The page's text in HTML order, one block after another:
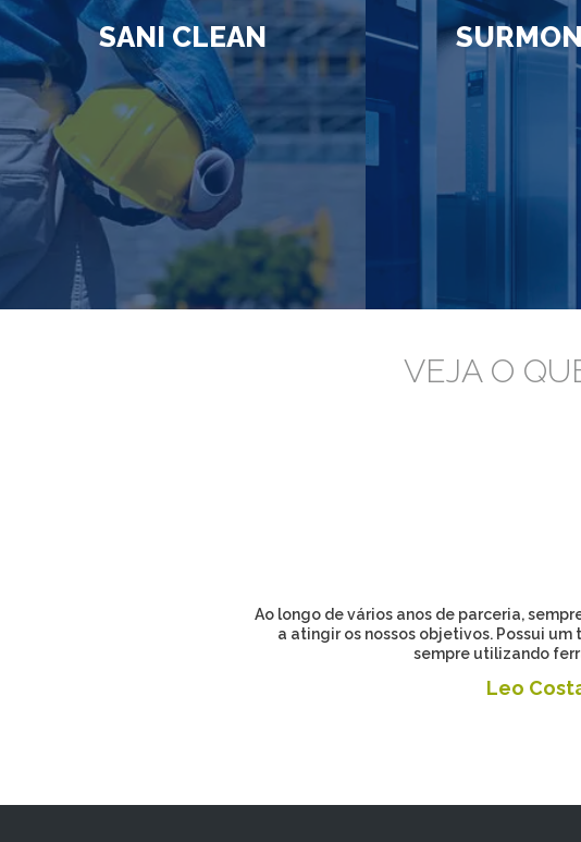
SANI CLEAN
VEJA O
Ao longo de vários anos de parceria,
a atingir os nossos objetivos. Possui
sempre utilizando
Leo